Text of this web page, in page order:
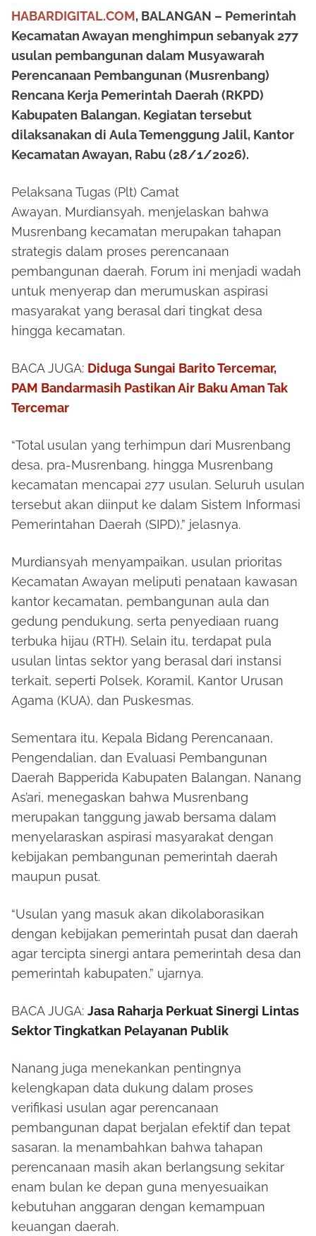
HABARDIGITAL.COM, BALANGAN – Pemerintah
Kecamatan Awayan menghimpun sebanyak277
usulan pembangunan dalam Musyawarah
Perencanaan Pembangunan (Musrenbang)
Rencana Kerja Pemerintah Daerah (RKPD)
Kabupaten Balangan. Kegiatan tersebut
dilaksanakan di Aula Temenggung Jalil, Kantor
Kecamatan Awayan, Rabu (28/1/2026).
Pelaksana Tugas (Plt) Camat
Awayan, Murdiansyah, menjelaskan bahwa
Musrenbang kecamatan merupakan tahapan
strategis dalam proses perencanaan
pembangunan daerah. Forum ini menjadi wadah
untuk menyerap dan merumuskan aspirasi
masyarakat yang berasal dari tingkat desa
hingga kecamatan.
BACA JUGA: Diduga Sungai Barito Tercemar,
PAM Bandarmasih Pastikan Air Baku Aman Tak
Tercemar
“Total usulan yang terhimpun dari Musrenbang
desa, pra-Musrenbang, hingga Musrenbang
kecamatan mencapai 277 usulan. Seluruh usulan
tersebut akan diinput ke dalam Sistem Informasi
Pemerintahan Daerah (SIPD),” jelasnya.
Murdiansyah menyampaikan, usulan prioritas
Kecamatan Awayan meliputi penataan kawasan
kantor kecamatan, pembangunan aula dan
gedung pendukung, serta penyediaan ruang
terbuka hijau (RTH). Selain itu, terdapat pula
usulan lintas sektor yang berasal dari instansi
terkait, seperti Polsek, Koramil, Kantor Urusan
Agama (KUA), dan Puskesmas.
Sementara itu, Kepala Bidang Perencanaan,
Pengendalian, dan Evaluasi Pembangunan
Daerah Bapperida Kabupaten Balangan, Nanang
As’ari, menegaskan bahwa Musrenbang
merupakan tanggung jawab bersama dalam
menyelaraskan aspirasi masyarakat dengan
kebijakan pembangunan pemerintah daerah
maupun pusat.
“Usulan yang masuk akan dikolaborasikan
dengan kebijakan pemerintah pusat dan daerah
agar tercipta sinergi antara pemerintah desa dan
pemerintah kabupaten,” ujarnya.
BACA JUGA: Jasa Raharja Perkuat Sinergi Lintas
Sektor Tingkatkan Pelayanan Publik
Nanang juga menekankan pentingnya
kelengkapan data dukung dalam proses
verifikasi usulan agar perencanaan
pembangunan dapat berjalan efektif dan tepat
sasaran. Ia menambahkan bahwa tahapan
perencanaan masih akan berlangsung sekitar
enam bulan ke depan guna menyesuaikan
kebutuhan anggaran dengan kemampuan
keuangan daerah.